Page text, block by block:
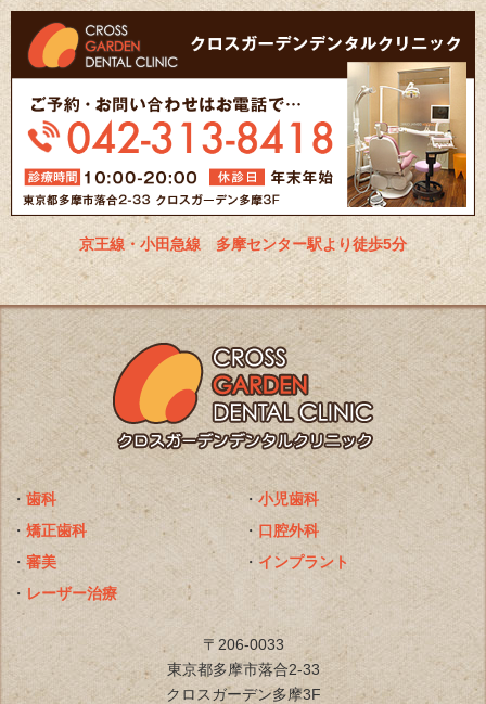
京王線・小田急線 多摩センター駅より徒歩5分
・ 歯科 ・小児歯科
・ 矯正歯科 ・ 口腔外科
・ 審美 ・ インプラント
・ レーザー治療
〒206-0033
東京都多摩市落合2-33
クロスガーデン多摩3F